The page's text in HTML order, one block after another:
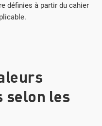
définies à partir du cahier
selon les